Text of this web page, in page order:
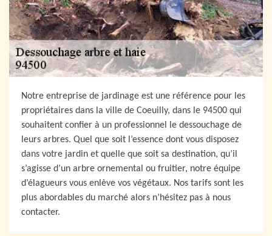
Notre entreprise de jardinage est une référence pour les
propriétaires dans la ville de Coeuilly, dans le 94500 qui
souhaitent confier à un professionnel le dessouchage de
leurs arbres. Quel que soit l’essence dont vous disposez
dans votre jardin et quelle que soit sa destination, qu’il
s’agisse d’un arbre ornemental ou fruitier, notre équipe
d’élagueurs vous enlève vos végétaux. Nos tarifs sont les
plus abordables du marché alors n’hésitez pas à nous
contacter.